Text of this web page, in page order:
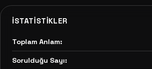
İSTATISTIKLER
Toplam Anlam:
Sorulduğu Sayı: